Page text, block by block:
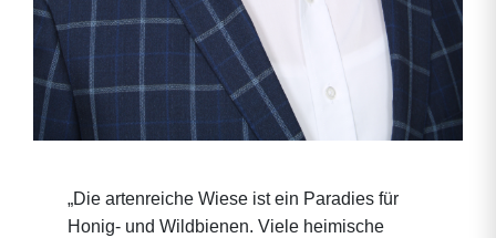
„Die artenreiche Wiese ist ein Paradies für
Honig- und Wildbienen. Viele heimische